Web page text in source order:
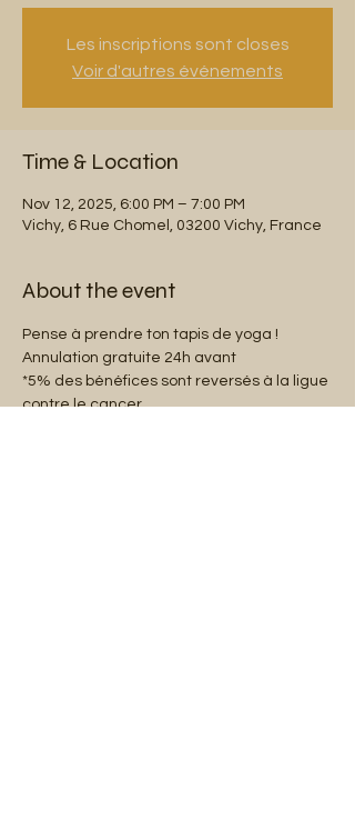
Les inscriptions sont closes
Voir d'autres événements
Time & Location
Nov 12, 2025, 6:00 PM – 7:00 PM
Vichy, 6 Rue Chomel, 03200 Vichy, France
About the event
Pense à prendre ton tapis de yoga !
Annulation gratuite 24h avant
*5% des bénéfices sont reversés à la ligue
contre le cancer.